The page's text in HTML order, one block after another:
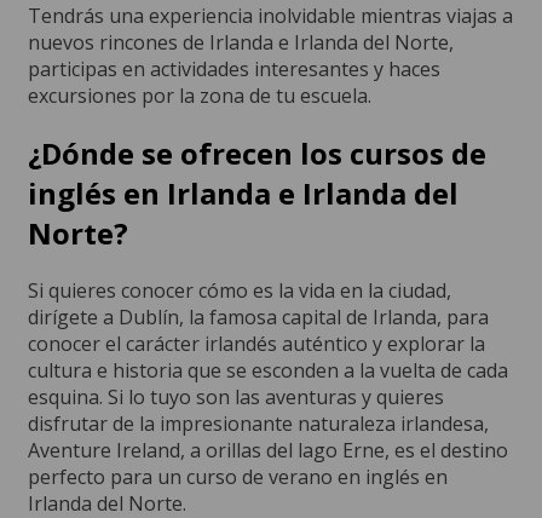
Tendrás una experiencia inolvidable mientras viajas a
nuevos rincones de Irlanda e Irlanda del Norte,
participas en actividades interesantes y haces
excursiones por la zona de tu escuela.
¿Dónde se ofrecen los cursos de
inglés en Irlanda e Irlanda del
Norte?
Si quieres conocer cómo es la vida en la ciudad,
dirígete a Dublín, la famosa capital de Irlanda, para
conocer el carácter irlandés auténtico y explorar la
cultura e historia que se esconden a la vuelta de cada
esquina. Si lo tuyo son las aventuras y quieres
disfrutar de la impresionante naturaleza irlandesa,
Aventure Ireland, a orillas del lago Erne, es el destino
perfecto para un curso de verano en inglés en
Irlanda del Norte.